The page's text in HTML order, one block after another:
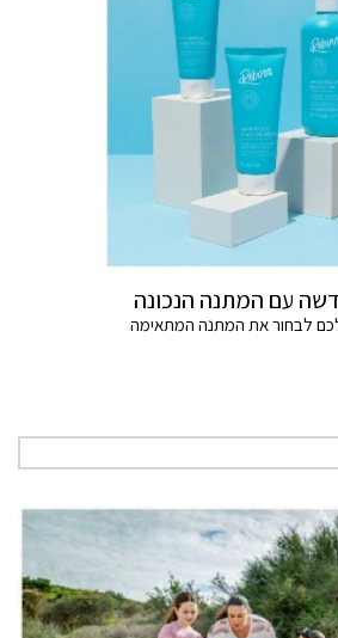
עם המתנה הנכונה
לכם לבחור את המתנה המתאימה